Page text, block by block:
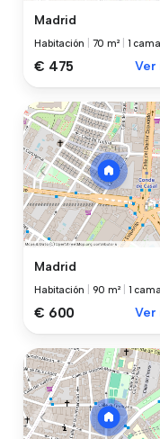
Madrid
Habitación 70 m² 1 cama
€ 475 Ver
Madrid
Habitación 90 m² 1 cama
€ 600 Ver